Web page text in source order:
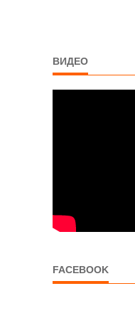
ВИДЕО
FACEBOOK